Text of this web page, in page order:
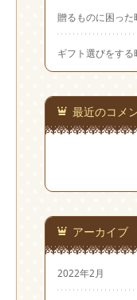
贈るものに困っ
ギフト選びをす
最近のコメ
アーカイブ
2022年2月